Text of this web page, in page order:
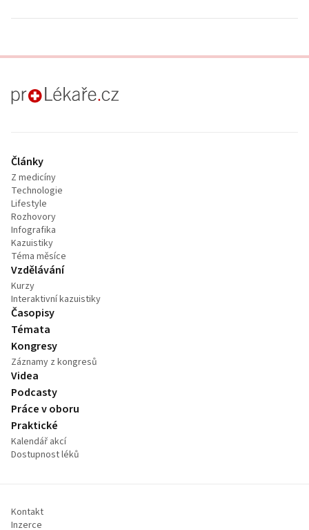
proLékaře.cz
Články
Z medicíny
Technologie
Lifestyle
Rozhovory
Infografika
Kazuistiky
Téma měsíce
Vzdělávání
Kurzy
Interaktivní kazuistiky
Časopisy
Témata
Kongresy
Záznamy z kongresů
Videa
Podcasty
Práce v oboru
Praktické
Kalendář akcí
Dostupnost léků
Kontakt
Inzerce